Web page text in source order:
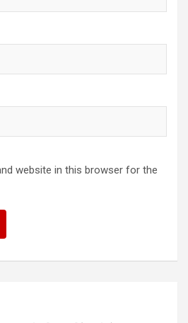
website in this browser for the